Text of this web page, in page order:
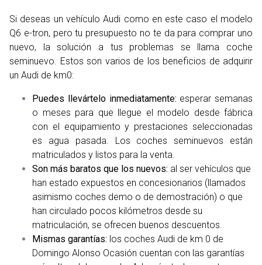
Si deseas un vehículo Audi como en este caso el modelo
Q6 e-tron, pero tu presupuesto no te da para comprar uno
nuevo, la solución a tus problemas se llama coche
seminuevo. Estos son varios de los beneficios de adquirir
un Audi de km0:
Puedes llevártelo inmediatamente: esperar semanas
o meses para que llegue el modelo desde fábrica
con el equipamiento y prestaciones seleccionadas
es agua pasada. Los coches seminuevos están
matriculados y listos para la venta.
Son más baratos que los nuevos: al ser vehículos que
han estado expuestos en concesionarios (llamados
asimismo coches demo o de demostración) o que
han circulado pocos kilómetros desde su
matriculación, se ofrecen buenos descuentos.
Mismas garantías: los coches Audi de km 0 de
Domingo Alonso Ocasión cuentan con las garantías